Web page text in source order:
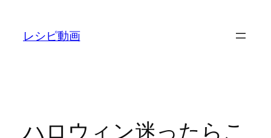
レシピ動画
ハロウィン迷ったらこ